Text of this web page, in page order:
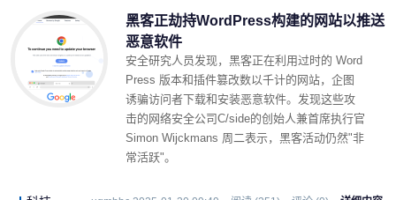
黑客正劫持WordPress构建的网站以推送
恶意软件
安全研究人员发现，黑客正在利用过时的 Word
Press 版本和插件篡改数以千计的网站，企图
诱骗访问者下载和安装恶意软件。发现这些攻
击的网络安全公司C/side的创始人兼首席执行官
Simon Wijckmans 周二表示，黑客活动仍然"非
常活跃"。